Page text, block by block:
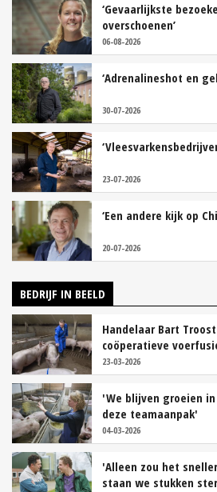
‘Gevaarlijkste
overschoenen’
06-08-2026
‘Adrenalineshot en
30-07-2026
23-07-2026
‘Een andere kijk op
20-07-2026
BEDRIJF IN BEELD
Handelaar Bart
coöperatieve
23-03-2026
'We blijven groeien
deze teamaanpak'
04-03-2026
'Alleen zou het
staan we stukken